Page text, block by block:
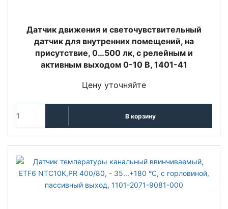
Датчик движения и светочувствительный
датчик для внутренних помещений, на
присутствие, 0…500 лк, с релейным и
активным выходом 0-10 В, 1401-41
Цену уточняйте
В корзину